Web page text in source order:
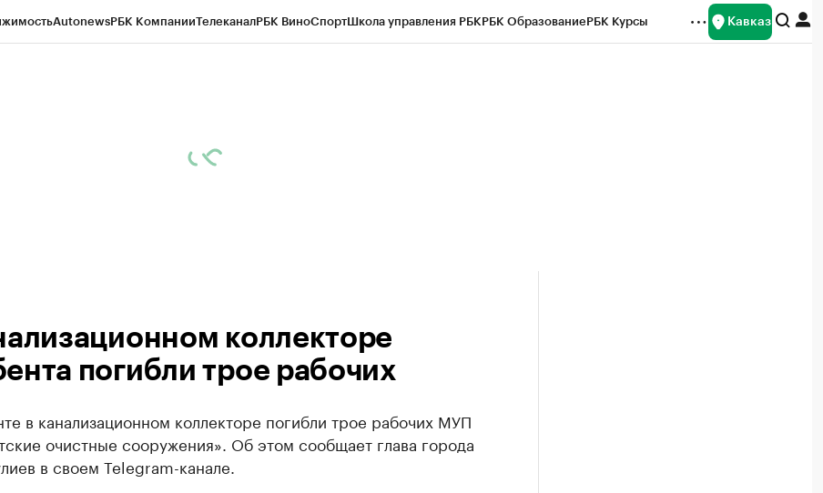
AutonewsРБК КомпанииТелеканалРБК ВиноСпортШкола управления РБКРБК ОбразованиеРБК Курсы Кавказ
коллекторе
погибли трое рабочих
в канализационном коллекторе погибли трое рабочих МУП
очистные сооружения». Об этом сообщает глава города
в своем Telegram-канале.